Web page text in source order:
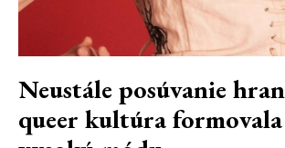
Neustále posúvanie
queer kultúra